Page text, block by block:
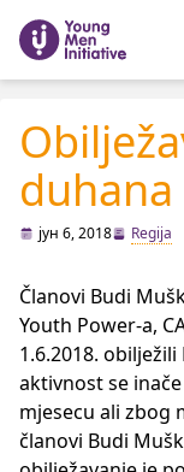
јун 6, 2018 Regija
Članovi Budi
Youth Power-a,
1.6.2018.
aktivnost se
mjesecu ali zbog
članovi Budi